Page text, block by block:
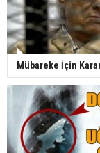
Mübareke İçin